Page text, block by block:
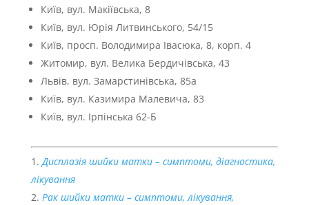
Київ, вул. Макіївська, 8
Київ, вул. Юрія Литвинського, 54/15
Київ, просп. Володимира Івасюка, 8, корп. 4
Житомир, вул. Велика Бердичівська, 43
Львів, вул. Замарстинівська, 85а
Київ, вул. Казимира Малевича, 83
Київ, вул. Ірпінська 62-Б
Дисплазія шийки матки – симптоми, діагностика,
лікування
Рак шийки матки – симптоми, лікування,